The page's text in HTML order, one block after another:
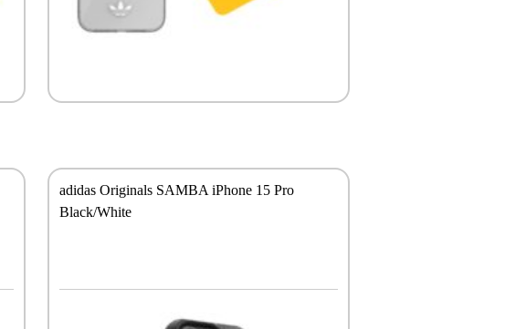
adidas Originals SAMBA iPhone 15 Pro
Black/White